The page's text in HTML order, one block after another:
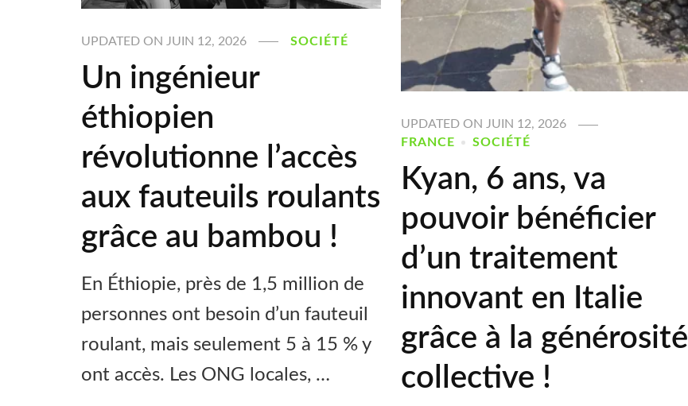
UPDATED ON JUIN 12, 2026 SOCIÉTÉ
Un ingénieur
éthiopien
révolutionne l’accès
aux fauteuils roulants
grâce au bambou !
En Éthiopie, près de 1,5 million de
personnes ont besoin d’un fauteuil
roulant, mais seulement 5 à 15 % y
ont accès. Les ONG locales, …
UPDATED ON JUIN 12, 2026
FRANCE
SOCIÉTÉ
Kyan, 6 ans, va
pouvoir bénéficier
d’un traitement
innovant en Italie
grâce à la générosité
collective !